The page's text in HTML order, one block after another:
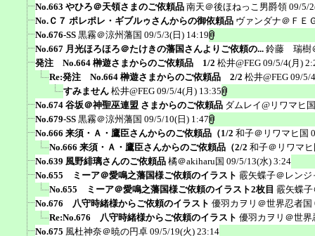
No.663 やひろ＠天領さまのご依頼品 南天＠後ほねっこ男爵領 09/5/
No.Ｃ７ ポレポレ・ギブルゥさんからの御依頼品 ヴァンダナ＠ＦＥ
No.676-SS 黒霧＠涼州藩国 09/5/3(日) 14:19
No.667 月光ほろほろ＠たけきの藩国さんよりご依頼の... 鈴藤 瑞樹
発注 No.664 榊遊さまからのご依頼品 1/2 松井@FEG 09/5/4(月)
Re:発注 No.664 榊遊さまからのご依頼品 2/2 松井@FEG 09/5/
すみません 松井@FEG 09/5/4(月) 13:35
No.674 谷坂＠神聖巫連盟 さまからのご依頼品 ダムレイ@リワマヒ国
No.679-SS 黒霧＠涼州藩国 09/5/10(日) 1:47
No.666 来須・Ａ・鷹臣さんからのご依頼品（1/2 和子＠リワマヒ国
No.666 来須・Ａ・鷹臣さんからのご依頼品（2/2 和子＠リワマ
No.639 風野緋璃さんのご依頼品 橘＠akiharu国 09/5/13(水) 3:24
No.655 ミーア＠愛鳴之藩国様ご依頼のイラスト 霰矢蝶子＠レンジ
No.655 ミーア＠愛鳴之藩国様ご依頼のイラスト2枚目 霰矢蝶
No.676 八守時緒様からご依頼のイラスト 優羽カヲリ＠世界忍者国
Re:No.676 八守時緒様からご依頼のイラスト 優羽カヲリ＠世界
No.675 風杜神奈＠暁の円卓 09/5/19(火) 23:14